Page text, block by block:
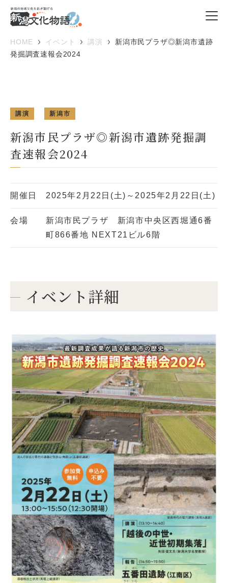
HOME イベント 講演
新潟市民プラザ◎新潟市遺跡
発掘調査速報会2024
講演 新潟市
新潟市民プラザ◎新潟市遺跡発掘調
査速報会2024
開催日 2025年2月22日(土)～2025年2月22日(土)
会場
新潟市民プラザ 新潟市中央区西堀通6番
町866番地 NEXT21ビル6階
イベント詳細